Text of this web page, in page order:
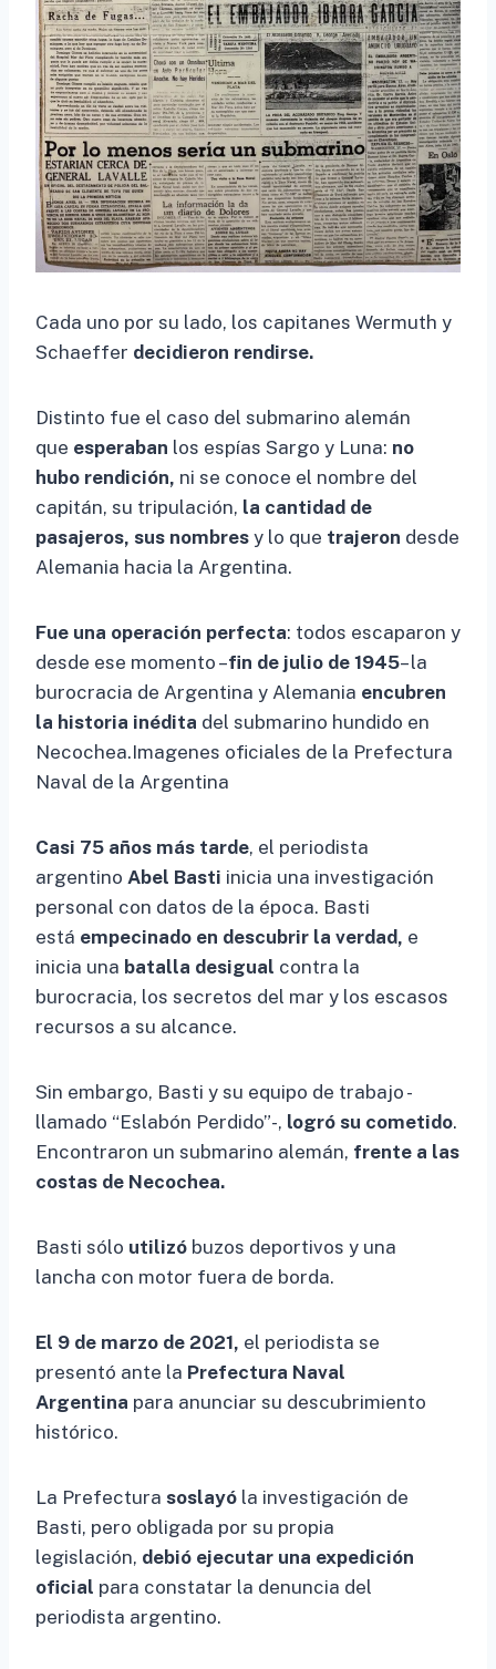
Cada uno por su lado, los capitanes Wermuth y
Schaeffer decidieron rendirse.
Distinto fue el caso del submarino alemán
que esperaban los espías Sargo y Luna: no
hubo rendición, ni se conoce el nombre del
capitán, su tripulación, la cantidad de
pasajeros, sus nombres y lo que trajeron desde
Alemania hacia la Argentina.
Fue una operación perfecta: todos escaparon y
desde ese momento –fin de julio de 1945– la
burocracia de Argentina y Alemania encubren
la historia inédita del submarino hundido en
Necochea.Imagenes oficiales de la Prefectura
Naval de la Argentina
Casi 75 años más tarde, el periodista
argentino Abel Basti inicia una investigación
personal con datos de la época. Basti
está empecinado en descubrir la verdad, e
inicia una batalla desigual contra la
burocracia, los secretos del mar y los escasos
recursos a su alcance.
Sin embargo, Basti y su equipo de trabajo -
llamado “Eslabón Perdido”-, logró su cometido.
Encontraron un submarino alemán, frente a las
costas de Necochea.
Basti sólo utilizó buzos deportivos y una
lancha con motor fuera de borda.
El 9 de marzo de 2021, el periodista se
presentó ante la Prefectura Naval
Argentina para anunciar su descubrimiento
histórico.
La Prefectura soslayó la investigación de
Basti, pero obligada por su propia
legislación, debió ejecutar una expedición
oficial para constatar la denuncia del
periodista argentino.